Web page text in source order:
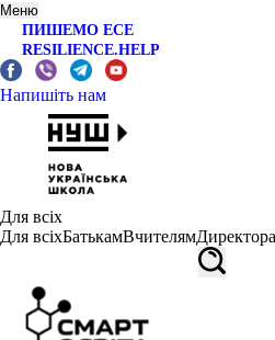
Меню
ПИШЕМО ЕСЕ
RESILIENCE.HELP
Напишіть нам
Для всіх
Для всіхБатькамВчителям